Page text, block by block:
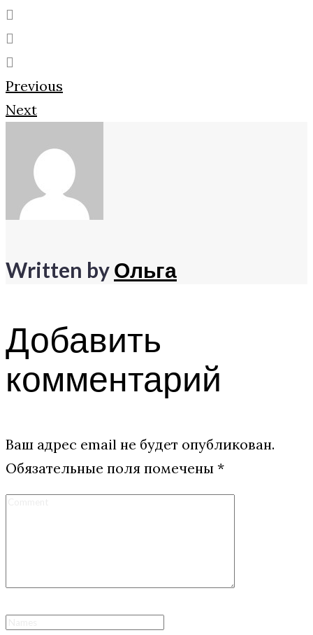
Навигация
по
записям
Previous
Next
Written byОльга
Добавить
комментарий
Ваш адрес email не будет опубликован.
Обязательные поля помечены *